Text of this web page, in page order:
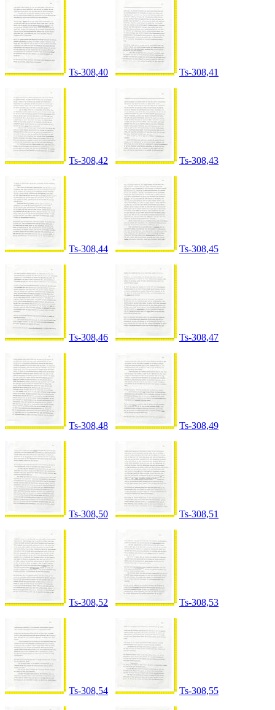
Ts-308,40 Ts-308,41
Ts-308,42 Ts-308,43
Ts-308,44 Ts-308,45
Ts-308,46 Ts-308,47
Ts-308,48 Ts-308,49
Ts-308,50 Ts-308,51
Ts-308,52 Ts-308,53
Ts-308,54 Ts-308,55